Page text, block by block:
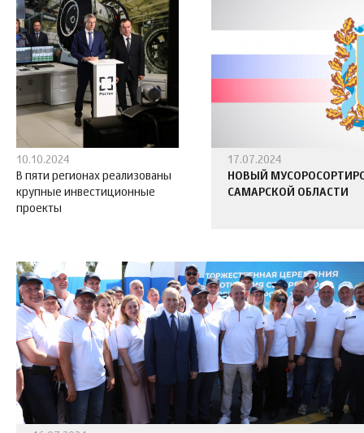
10.10.2024
В пяти регионах реализованы
крупные инвестиционные
проекты
17.07.2024
НОВЫЙ
САМАРСКОЙ ОБЛАСТИ